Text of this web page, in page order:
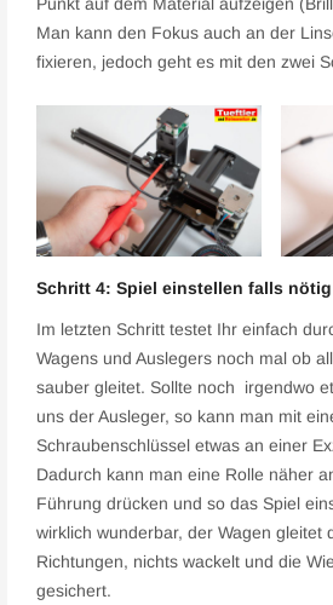
Punkt auf dem Material aufzeigen
Man kann den Fokus auch an der
fixieren, jedoch geht es mit den zwei
Schritt 4: Spiel einstellen falls nötig
Im letzten Schritt testet Ihr einfach
Wagens und Auslegers noch mal ob
sauber gleitet. Sollte noch irgendwo
uns der Ausleger, so kann man mit
Schraubenschlüssel etwas an einer
Dadurch kann man eine Rolle näher
Führung drücken und so das Spiel
wirklich wunderbar, der Wagen gleitet
Richtungen, nichts wackelt und die
gesichert.